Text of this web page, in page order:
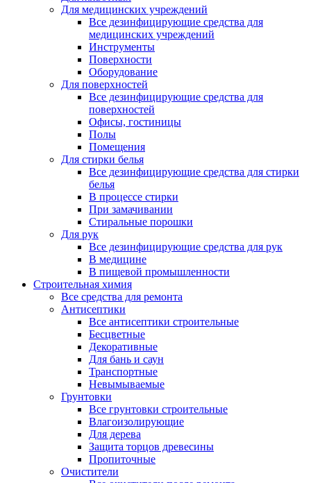
Для медицинских учреждений
Все дезинфицирующие средства для
медицинских учреждений
Инструменты
Поверхности
Оборудование
Для поверхностей
Все дезинфицирующие средства для
поверхностей
Офисы, гостиницы
Полы
Помещения
Для стирки белья
Все дезинфицирующие средства для стирки
белья
В процессе стирки
При замачивании
Стиральные порошки
Для рук
Все дезинфицирующие средства для рук
В медицине
В пищевой промышленности
Строительная химия
Все средства для ремонта
Антисептики
Все антисептики строительные
Бесцветные
Декоративные
Для бань и саун
Транспортные
Невымываемые
Грунтовки
Все грунтовки строительные
Влагоизолирующие
Для дерева
Защита торцов древесины
Пропиточные
Очистители